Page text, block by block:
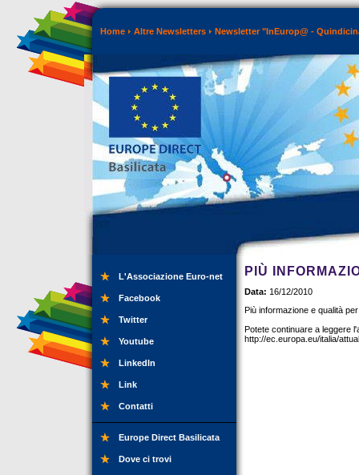
Home Altre Newsletters Newsletter "InEurop@ -
L'Associazione Euro-net
Facebook
Twitter
Youtube
LinkedIn
Link
Contatti
Europe Direct Basilicata
Dove ci trovi
PIÙ
Data: 16/12/2010
Più informazione e qualità
Potete continuare a leggere
http://ec.europa.eu/italia/